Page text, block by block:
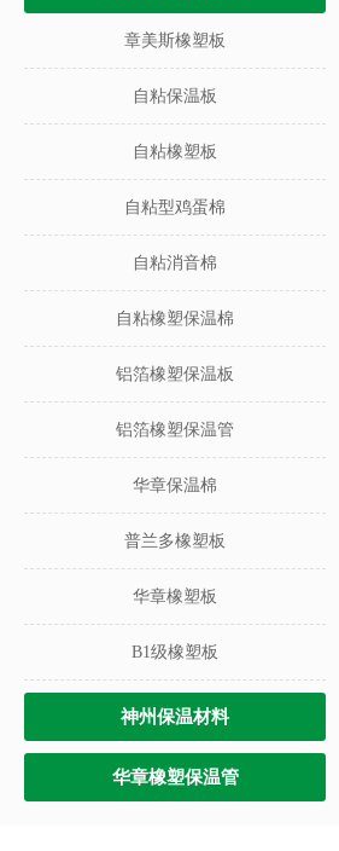
章美斯橡塑板
自粘保温板
自粘橡塑板
自粘型鸡蛋棉
自粘消音棉
自粘橡塑保温棉
铝箔橡塑保温板
铝箔橡塑保温管
华章保温棉
普兰多橡塑板
华章橡塑板
B1级橡塑板
神州保温材料
华章橡塑保温管